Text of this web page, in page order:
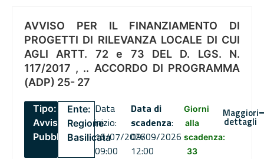
AVVISO PER IL FINANZIAMENTO DI
PROGETTI DI RILEVANZA LOCALE DI CUI
AGLI ARTT. 72 e 73 DEL D. LGS. N.
117/2017 , .. ACCORDO DI PROGRAMMA
(ADP) 25- 27
Tipo:
Avviso
Pubblico
Ente:
Regione
Basilicata
Data
inizio:
16/07/2026
09:00
Data di
scadenza:
09/09/2026
12:00
Giorni
alla
scadenza:
33
Maggiori
dettagli